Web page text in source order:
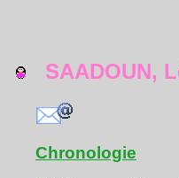
SAADOUN,
Chronologie